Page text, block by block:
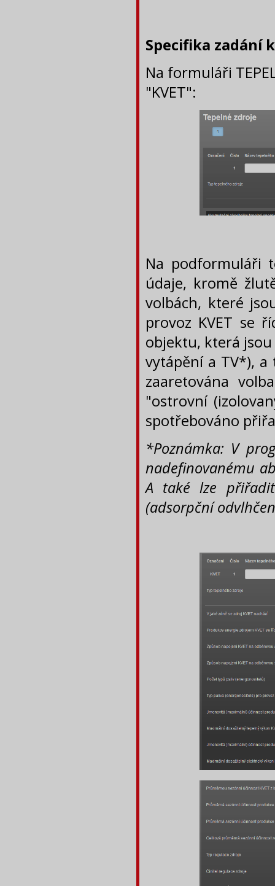
Specifika zadání
Na formuláři
"KVET":
Na podformuláři
údaje, kromě
volbách, které
provoz KVET se
objektu, která
vytápění a TV*),
zaaretována
"ostrovní
spotřebováno
*Poznámka: V
nadefinovanému
A také lze
(adsorpční